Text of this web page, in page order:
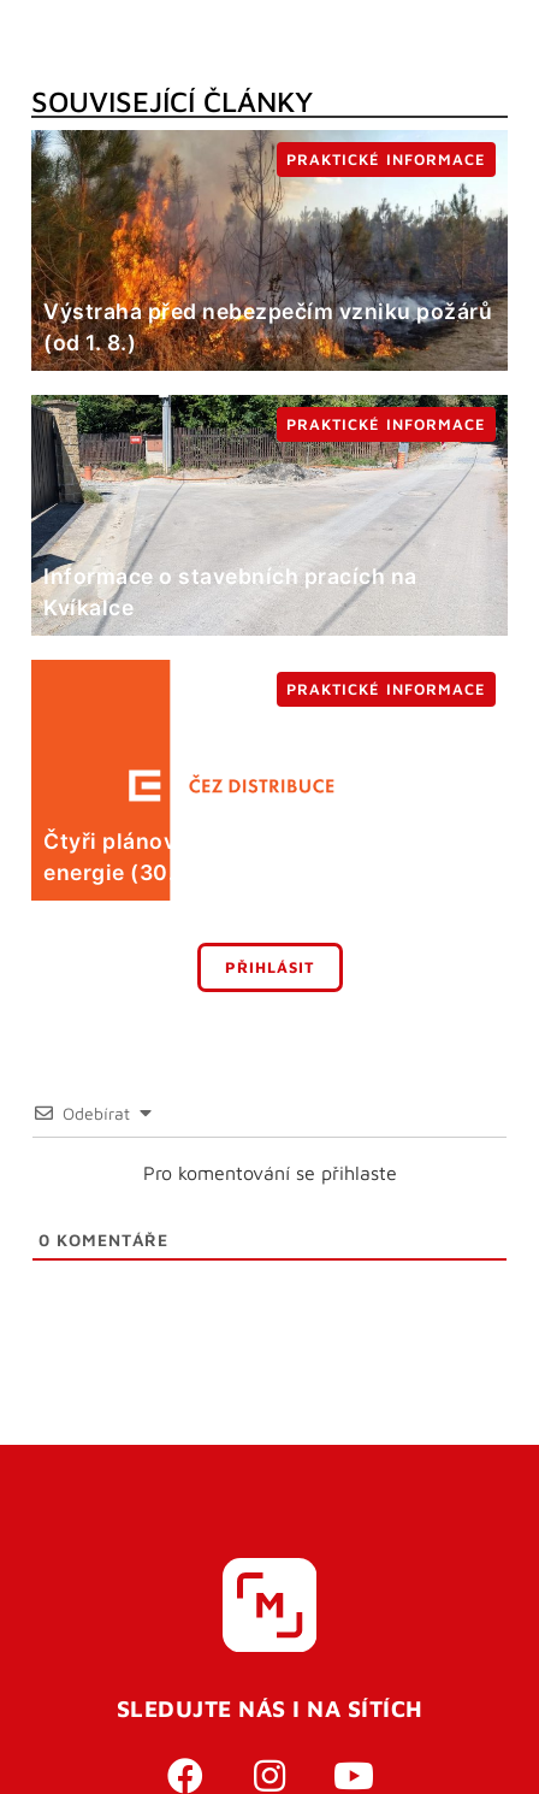
SOUVISEJÍCÍ ČLÁNKY
Výstraha před nebezpečím vzniku požárů
(od 1. 8.)
PRAKTICKÉ INFORMACE
Informace o stavebních pracích na
Kvíkalce
PRAKTICKÉ INFORMACE
Čtyři plánované odstávky elektrické
energie (30. 7.)
PRAKTICKÉ INFORMACE
PŘIHLÁSIT
Odebírat
Pro komentování se přihlaste
0 KOMENTÁŘE
SLEDUJTE NÁS I NA SÍTÍCH